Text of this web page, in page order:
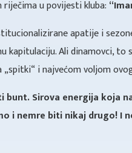
u povijesti kluba:
apatije i
Ali dinamovci, to
i najvećom voljom
bunt. Sirova energija koja
i nemre biti nikaj drugo! I